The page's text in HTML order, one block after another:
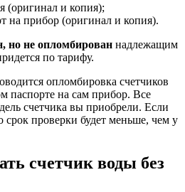
(оригинал и копия);
на прибор (оригинал и копия).
но не опломбирован надлежащим
по тарифу.
опломбировка счетчиков
паспорте на сам прибор. Все
счетчика вы приобрели. Если
проверки будет меньше, чем у
счетчик воды без